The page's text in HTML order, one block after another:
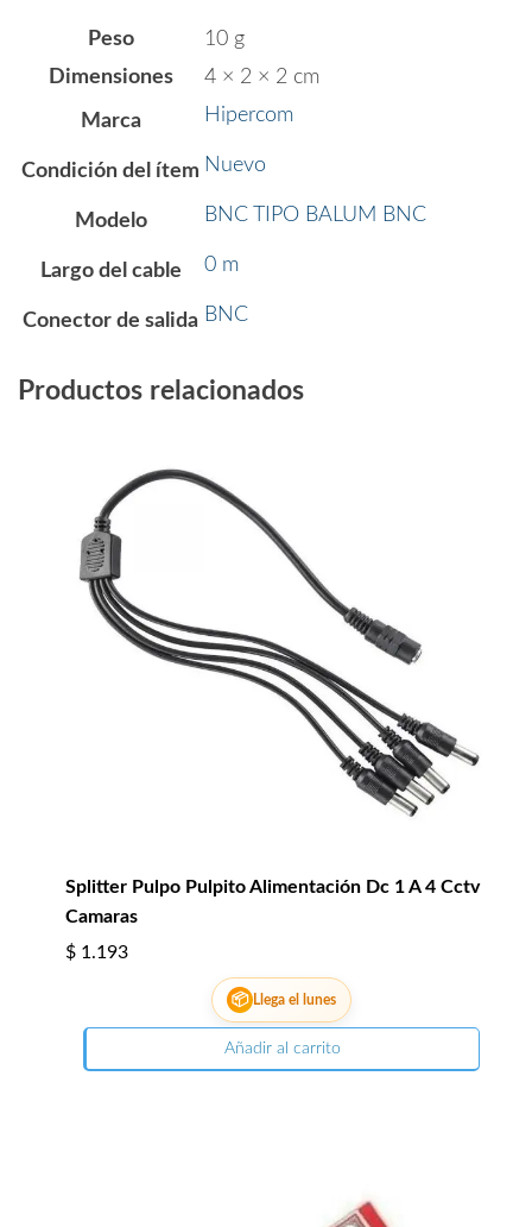
Peso
10 g
Dimensiones
4 × 2 × 2 cm
Marca Hipercom
Condición del ítem Nuevo
Modelo BNC TIPO BALUM BNC
Largo del cable 0 m
Conector de salida BNC
Productos relacionados
Splitter Pulpo Pulpito Alimentación Dc 1 A 4 Cctv
Camaras
$ 1.193
📦 Llega el lunes
Añadir al carrito